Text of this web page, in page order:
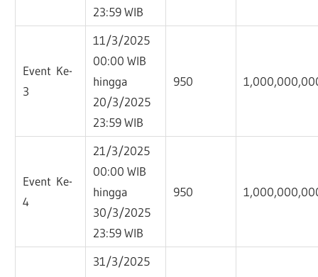
23:59 WIB
Event Ke-
3
11/3/2025
00:00 WIB
hingga
20/3/2025
23:59 WIB
950
Event Ke-
4
21/3/2025
00:00 WIB
hingga
30/3/2025
23:59 WIB
950
31/3/2025